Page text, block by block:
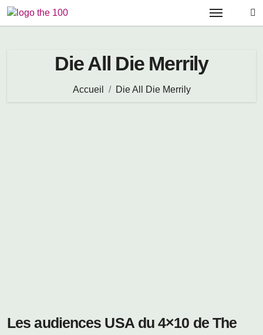
Passer
au
Die All Die Merrily
Accueil Die All Die Merrily
Les audiences USA du 4×10 de The